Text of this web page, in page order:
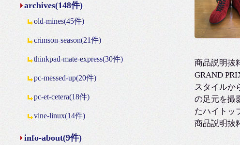
商品説明抜
GRAND
スタイルか
の足元を撮
たハイトッ
商品説明抜
archives(148件)
old-mines(45件)
crimson-season(21件)
thinkpad-mate-express(30件)
pc-messed-up(20件)
pc-et-cetera(18件)
vine-linux(14件)
info-about(9件)